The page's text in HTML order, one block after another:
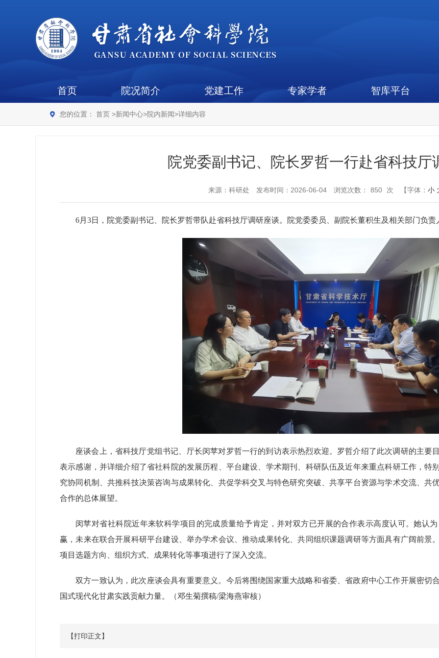
首页 院况简介 党建工作 专家学者 智库平台
您的位置： 首页 >新闻中心>院内新闻>详细内容
院党委副书记、院长罗哲一行赴省科技厅
来源： 科研处 发布时间：2026-06-04 浏览次数： 850 次 【字体： 小
6月3日，院党委副书记、院长罗哲带队赴省科技厅调研座谈。院党委委员、副院长董积生及相关部门负责
座谈会上，省科技厅党组书记、厅长闵苹对罗哲一行的到访表示热烈欢迎。罗哲介绍了此次调研的主要
表示感谢，并详细介绍了省社科院的发展历程、平台建设、学术期刊、科研队伍及近年来重点科研工作，特
究协同机制、共推科技决策咨询与成果转化、共促学科交叉与特色研究突破、共享平台资源与学术交流、共
合作的总体展望。
闵苹对省社科院近年来软科学项目的完成质量给予肯定，并对双方已开展的合作表示高度认可。她认
赢，未来在联合开展科研平台建设、举办学术会议、推动成果转化、共同组织课题调研等方面具有广阔前景
项目选题方向、组织方式、成果转化等事项进行了深入交流。
双方一致认为，此次座谈会具有重要意义。今后将围绕国家重大战略和省委、省政府中心工作开展密切
国式现代化甘肃实践贡献力量。
（邓生菊撰稿/梁海燕审核）
【打印正文】